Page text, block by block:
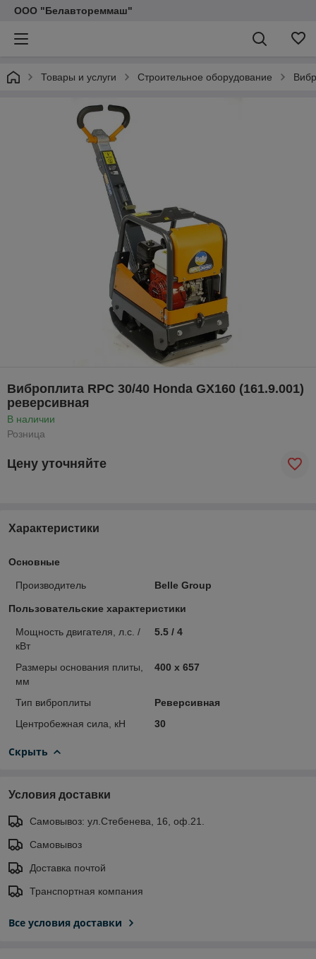
ООО "Белавтореммаш"
Товары и услуги Строительное оборудование
Виброплита RPC 30/40 Honda GX160 (161.9.001)
реверсивная
В наличии
Розница
Цену уточняйте
Характеристики
Основные
Производитель Belle Group
Пользовательские характеристики
Мощность двигателя, л.с. /
кВт
5.5 / 4
Размеры основания плиты,
мм
400 x 657
Тип виброплиты
Реверсивная
Центробежная сила, кН
30
Скрыть
Условия доставки
Самовывоз: ул.Стебенева, 16, оф.21.
Самовывоз
Доставка почтой
Транспортная компания
Все условия доставки